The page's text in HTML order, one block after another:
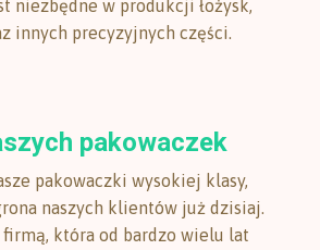
niezbędne w produkcji łożysk,
innych precyzyjnych części.
pakowaczek
pakowaczki wysokiej klasy,
naszych klientów już dzisiaj.
firmą, która od bardzo wielu lat